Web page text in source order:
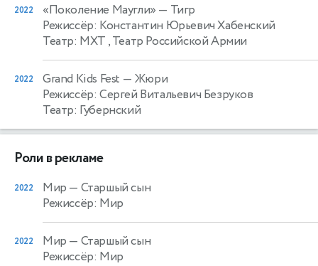
2022 «Поколение Маугли» — Тигр
Режиссёр: Константин Юрьевич Хабенский
Театр: МХТ , Театр Российской Армии
2022 Grand Kids Fest — Жюри
Режиссёр: Сергей Витальевич Безруков
Театр: Губернский
Роли в рекламе
2022 Мир — Старшый сын
Режиссёр: Мир
2022 Мир — Старшый сын
Режиссёр: Мир